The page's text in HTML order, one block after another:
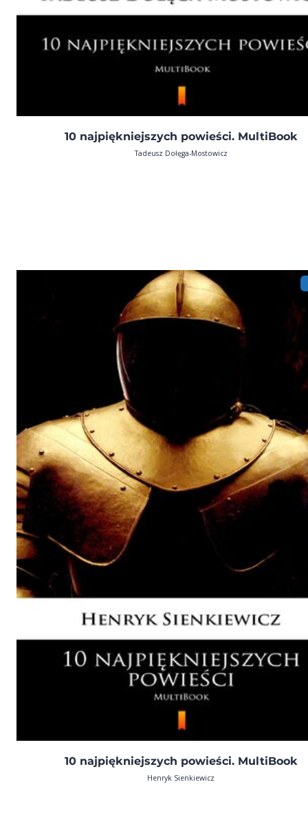
10 najpiękniejszych powieści. MultiBook
Tadeusz Dołęga-Mostowicz
10 najpiękniejszych powieści. MultiBook
Henryk Sienkiewicz